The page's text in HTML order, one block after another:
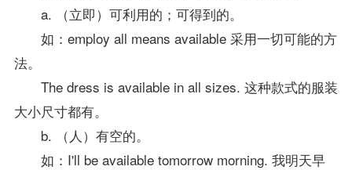
a. （立即）可利用的；可得到的。
如：employ all means available 采用一切可能的方
法。
The dress is available in all sizes. 这种款式的服装
大小尺寸都有。
b. （人）有空的。
如：I'll be available tomorrow morning. 我明天早